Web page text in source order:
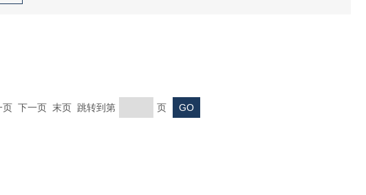
页 下一页 末页 跳转到第 页